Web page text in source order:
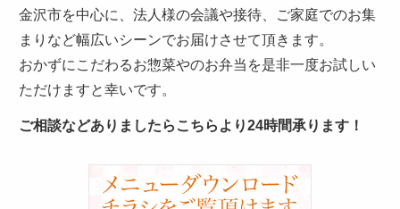
金沢市を中心に、法人様の会議や接待、ご家庭でのお集
まりなど幅広いシーンでお届けさせて頂きます。
おかずにこだわるお惣菜やのお弁当を是非一度お試しい
ただけますと幸いです。
ご相談などありましたらこちらより24時間承ります！
カ